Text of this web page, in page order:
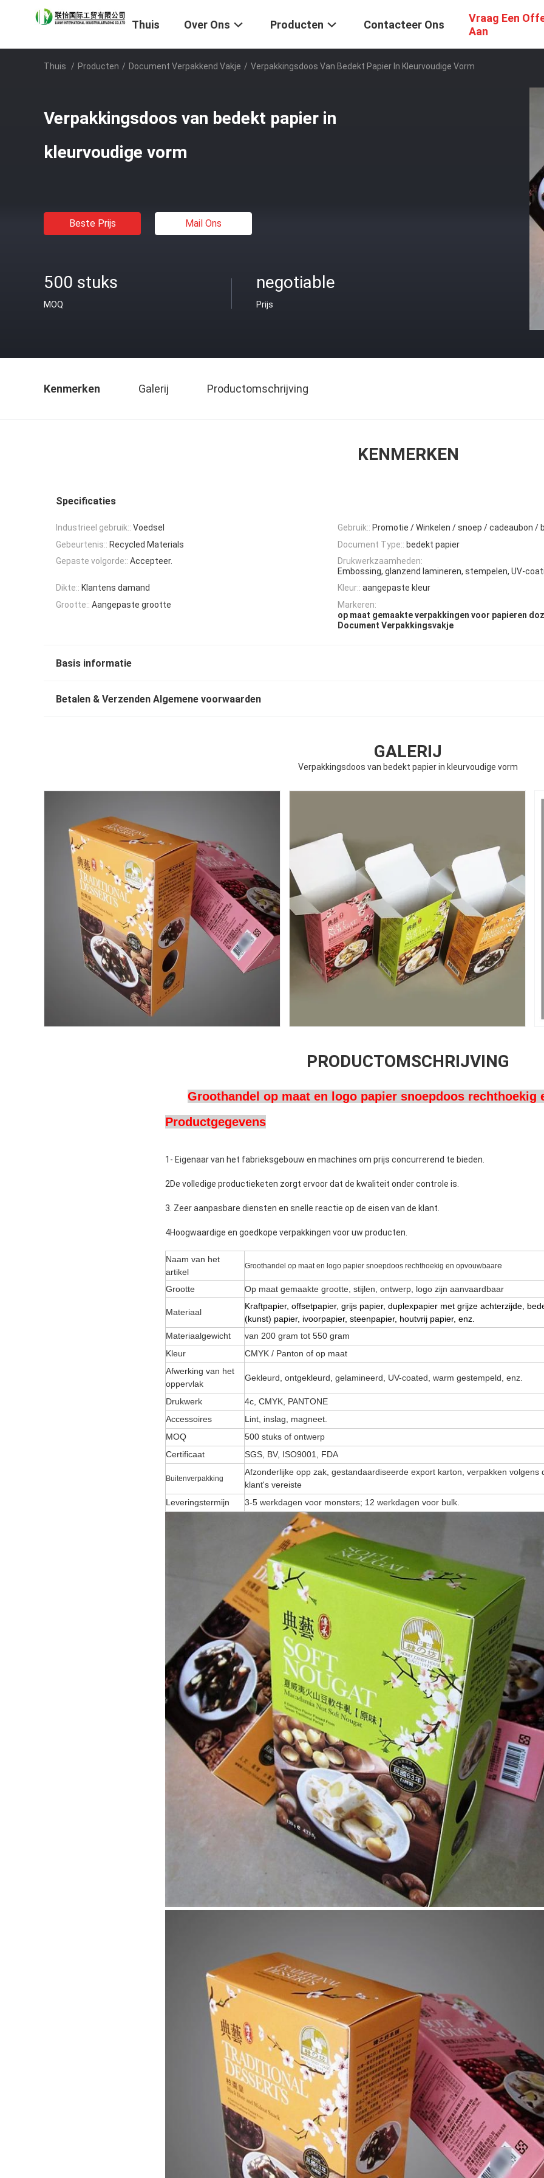
Thuis Over Ons Producten Contacteer Ons
Vraag Een
Aan
Thuis / Producten / Document Verpakkend Vakje / Verpakkingsdoos Van Bedekt Papier In Kleurvoudige Vorm
Verpakkingsdoos van bedekt papier in
kleurvoudige vorm
Beste Prijs Mail Ons
500 stuks
MOQ
negotiable
Prijs
Kenmerken Galerij Productomschrijving
KENMERKEN
Specificaties
Industrieel gebruik:: Voedsel Gebruik:: Promotie / Winkelen / snoep / cadeaubon /
Gebeurtenis:: Recycled Materials Document Type:: bedekt papier
Gepaste volgorde:: Accepteer.
Drukwerkzaamheden:
Embossing, glanzend lamineren, stempelen, UV-
Dikte:: Klantens damand Kleur:: aangepaste kleur
Grootte:: Aangepaste grootte
Markeren:
op maat gemaakte verpakkingen voor papieren
Document Verpakkingsvakje
Basis informatie
Betalen & Verzenden Algemene voorwaarden
GALERIJ
Verpakkingsdoos van bedekt papier in kleurvoudige vorm
PRODUCTOMSCHRIJVING
Groothandel op maat en logo papier snoepdoos rechthoekig
Productgegevens
1- Eigenaar van het fabrieksgebouw en machines om prijs concurrerend te bieden.
2De volledige productieketen zorgt ervoor dat de kwaliteit onder controle is.
3. Zeer aanpasbare diensten en snelle reactie op de eisen van de klant.
4Hoogwaardige en goedkope verpakkingen voor uw producten.
Naam van het
artikel
Groothandel op maat en logo papier snoepdoos rechthoekig en opvouwbaare
Grootte Op maat gemaakte grootte, stijlen, ontwerp, logo zijn aanvaardbaar
Materiaal
Kraftpapier, offsetpapier, grijs papier, duplexpapier met grijze achterzijde,
(kunst) papier, ivoorpapier, steenpapier, houtvrij papier, enz.
Materiaalgewicht
van 200 gram tot 550 gram
Kleur
CMYK / Panton of op maat
Afwerking van het
oppervlak
Gekleurd, ontgekleurd, gelamineerd, UV-coated, warm gestempeld, enz.
Drukwerk
4c, CMYK, PANTONE
Accessoires
Lint, inslag, magneet.
MOQ
500 stuks of ontwerp
Certificaat
SGS, BV, ISO9001, FDA
Buitenverpakking
Afzonderlijke opp zak, gestandaardiseerde export karton, verpakken volgens
klant's vereiste
Leveringstermijn
3-5 werkdagen voor monsters; 12 werkdagen voor bulk.